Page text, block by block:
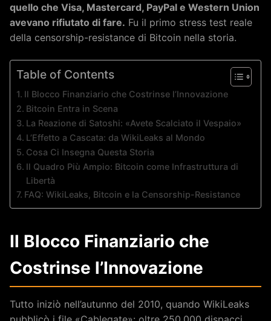
quello che Visa, Mastercard, PayPal e Western Union
avevano rifiutato di fare. Fu il primo stress test reale
della censorship-resistance di Bitcoin nella storia.
Table of Contents
Il Blocco Finanziario che Costrinse l’Innovazione
Bitcoin Entra in Scena
La Reazione di Satoshi: «Avete Scalciato il Vespaio»
L’Effetto a Cascata: da WikiLeaks al Mondo
Cosa Ci Insegna Questa Storia
Il Quadro Più Ampio: Bitcoin come Infrastruttura di
Libertà
FAQ: WikiLeaks, Bitcoin e la Censorship-Resistance
Il Blocco Finanziario che
Costrinse l’Innovazione
Tutto iniziò nell’autunno del 2010, quando WikiLeaks